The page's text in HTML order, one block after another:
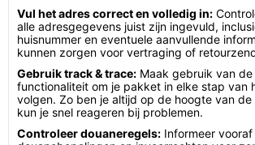
Vul het adres correct en volledig in:
alle adresgegevens juist zijn ingevuld,
huisnummer en eventuele aanvullende
kunnen zorgen voor vertraging of
Gebruik track & trace: Maak gebruik van
functionaliteit om je pakket in elke stap van
volgen. Zo ben je altijd op de hoogte van
kun je snel reageren bij problemen.
Controleer douaneregels: Informeer